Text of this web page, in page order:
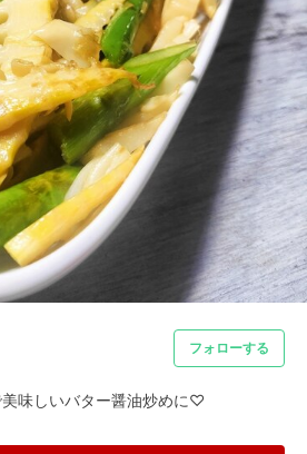
フォローする
味しいバター醤油炒めに♡